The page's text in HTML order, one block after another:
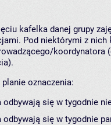
kafelka danej grupy
Pod niektórymi z nich
koordynatora
planie oznaczenia:
odbywają się w tygodnie
odbywają się w tygodnie